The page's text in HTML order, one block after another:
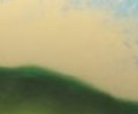
principal